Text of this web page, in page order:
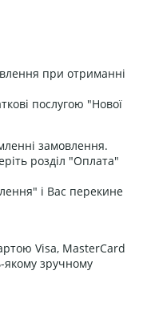
при отриманні
послугою "Нової
замовлення.
розділ "Оплата"
і Вас перекине
Visa, MasterCard
якому зручному